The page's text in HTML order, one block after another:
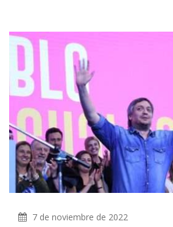
7 de noviembre de 2022